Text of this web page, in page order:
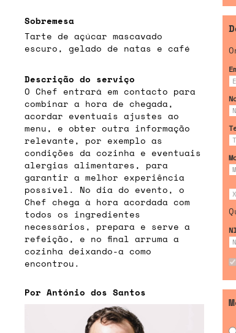
Sobremesa
Tarte de açúcar mascavado
escuro, gelado de natas e café
Descrição do serviço
O Chef entrará em contacto para
combinar a hora de chegada,
acordar eventuais ajustes ao
menu, e obter outra informação
relevante, por exemplo as
condições da cozinha e eventuais
alergias alimentares, para
garantir a melhor experiência
possível. No dia do evento, o
Chef chega à hora acordada com
todos os ingredientes
necessários, prepara e serve a
refeição, e no final arruma a
cozinha deixando-a como
encontrou.
Por António dos Santos